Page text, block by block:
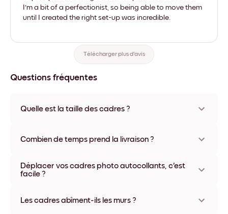
I'm a bit of a perfectionist, so being able to move them
until I created the right set-up was incredible.
Télécharger plus d'avis
Questions fréquentes
Quelle est la taille des cadres ?
Plusieurs matériaux et coloris disponibles, y compris sans
Combien de temps prend la livraison ?
généralement une semaine. Livraison express possible dans
certains pays. Un numéro de suivi accompagne chaque
Déplacer vos cadres photo autocollants, c'est
facile ?
l'infini, sans abîmer vos murs.
Les cadres abîment-ils les murs ?